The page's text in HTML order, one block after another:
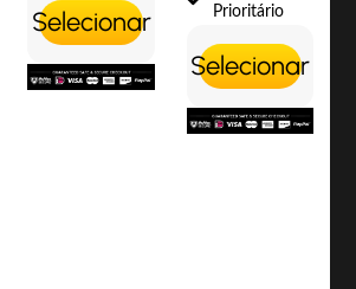
Selecionar
Prioritário
Selecionar